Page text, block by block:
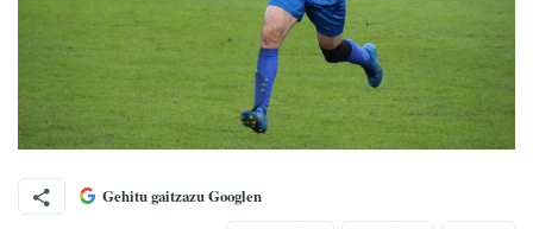
Gehitu gaitzazu Googlen